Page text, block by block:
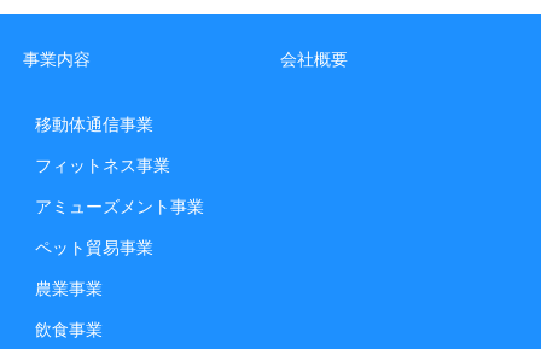
事業内容
移動体通信事業
フィットネス事業
アミューズメント事業
ペット貿易事業
農業事業
飲食事業
会社概要